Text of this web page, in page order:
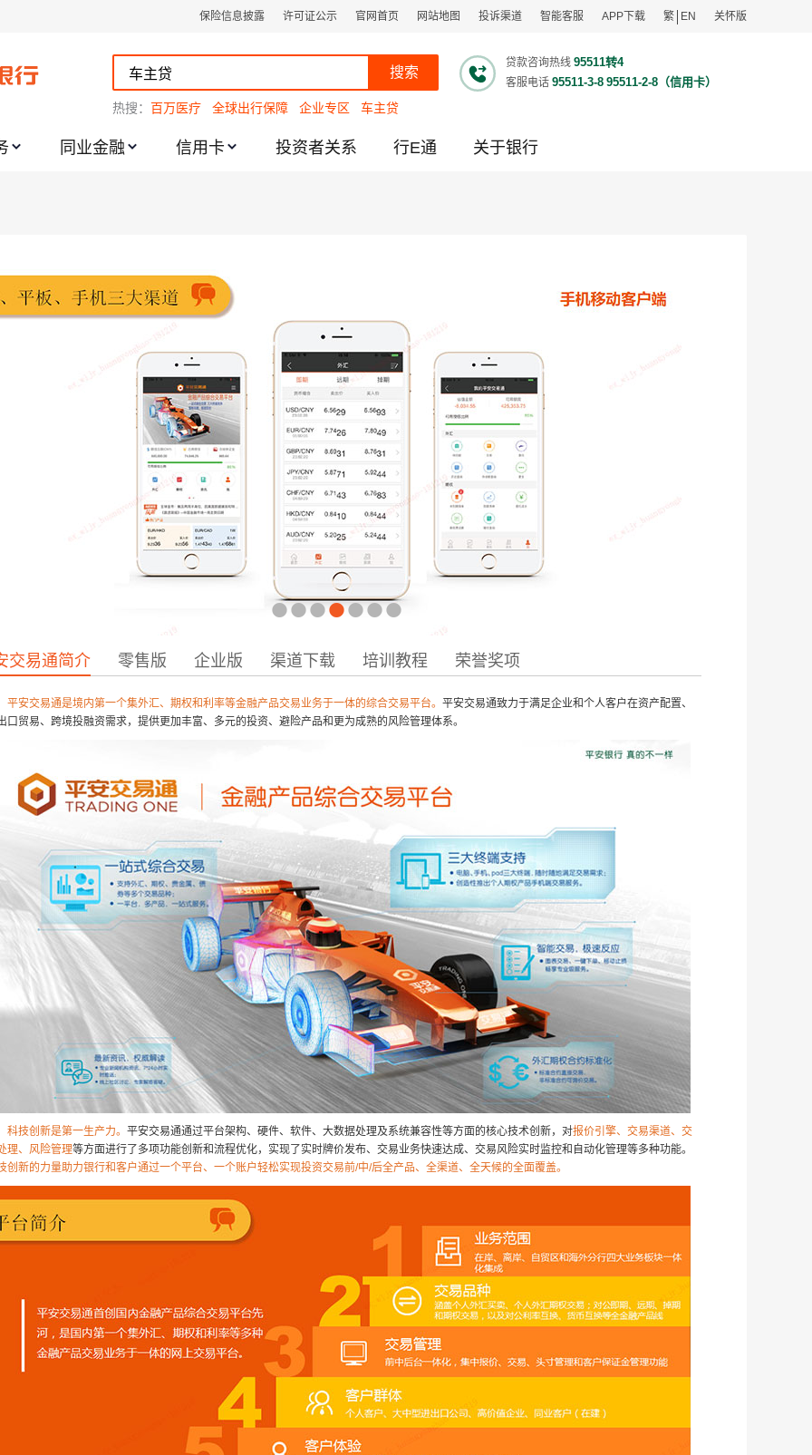
幅度限制的通知
保险信息披露 许可证公示 官网首页 网站地图 投诉渠道 智能客服 APP下载 繁 EN 关怀版
搜索
贷款咨询热线 95511转4
客服电话 95511-3-8 95511-2-8（信用卡）
热搜： 百万医疗 全球出行保障 企业专区 车主贷
同业金融 信用卡 投资者关系 行E通 关于银行
•••••••
交易通简介 零售版 企业版 渠道下载 培训教程 荣誉奖项
平安交易通是境内第一个集外汇、期权和利率等金融产品交易业务于一体的综合交易平台。 平安交易通致力于满足企业和个人客户在资产配置、
口贸易、跨境投融资需求，提供更加丰富、多元的投资、避险产品和更为成熟的风险管理体系。
科技创新是第一生产力。 平安交易通通过平台架构、硬件、软件、大数据处理及系统兼容性等方面的核心技术创新，对报价引擎、交易渠道、交
理、风险管理等方面进行了多项功能创新和流程优化，实现了实时牌价发布、交易业务快速达成、交易风险实时监控和自动化管理等多种功能。
创新的力量助力银行和客户通过一个平台、一个账户轻松实现投资交易前/中/后全产品、全渠道、全天候的全面覆盖。